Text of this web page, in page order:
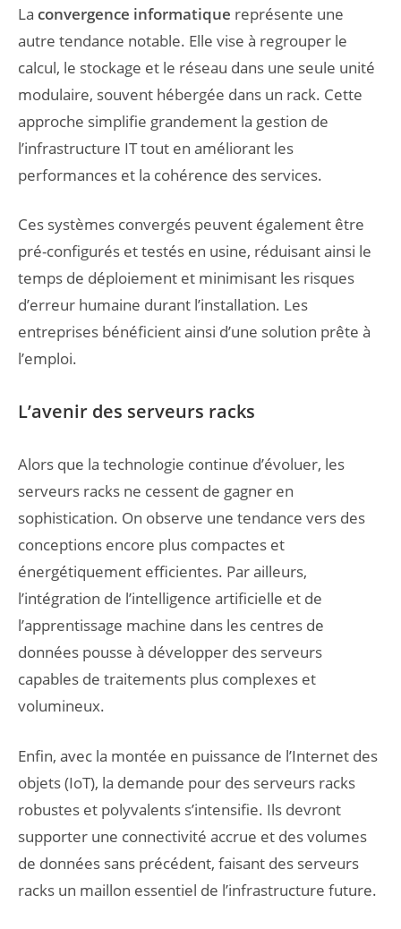
La convergence informatique représente une
autre tendance notable. Elle vise à regrouper le
calcul, le stockage et le réseau dans une seule unité
modulaire, souvent hébergée dans un rack. Cette
approche simplifie grandement la gestion de
l’infrastructure IT tout en améliorant les
performances et la cohérence des services.
Ces systèmes convergés peuvent également être
pré-configurés et testés en usine, réduisant ainsi le
temps de déploiement et minimisant les risques
d’erreur humaine durant l’installation. Les
entreprises bénéficient ainsi d’une solution prête à
l’emploi.
L’avenir des serveurs racks
Alors que la technologie continue d’évoluer, les
serveurs racks ne cessent de gagner en
sophistication. On observe une tendance vers des
conceptions encore plus compactes et
énergétiquement efficientes. Par ailleurs,
l’intégration de l’intelligence artificielle et de
l’apprentissage machine dans les centres de
données pousse à développer des serveurs
capables de traitements plus complexes et
volumineux.
Enfin, avec la montée en puissance de l’Internet des
objets (IoT), la demande pour des serveurs racks
robustes et polyvalents s’intensifie. Ils devront
supporter une connectivité accrue et des volumes
de données sans précédent, faisant des serveurs
racks un maillon essentiel de l’infrastructure future.